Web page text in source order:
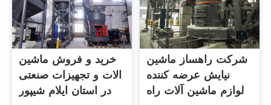
خرید و فروش ماشین
الات و تجهیزات صنعتی
در استان ایلام شیپور
شرکت راهساز ماشین
نیایش عرضه کننده
لوازم ماشین آلات راه